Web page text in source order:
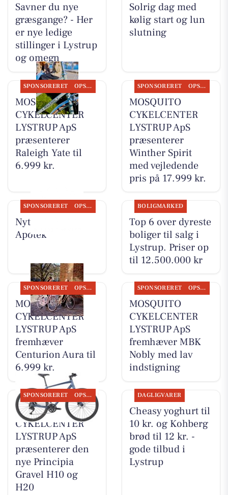
Savner du nye
græsgange? - Her
er nye ledige
stillinger i Lystrup
og omegn
Solrig dag med
kølig start og lun
slutning
SPONSORERET OPSLAGSTAVLEN
MOSQUITO
CYKELCENTER
LYSTRUP ApS
præsenterer
Raleigh Yate til
6.999 kr.
SPONSORERET OPSLAGSTAVLEN
MOSQUITO
CYKELCENTER
LYSTRUP ApS
præsenterer
Winther Spirit
med vejledende
pris på 17.999 kr.
SPONSORERET OPSLAGSTAVLEN
Nyt fra Lystrup
Apotek
BOLIGMARKED
Top 6 over dyreste
boliger til salg i
Lystrup. Priser op
til 12.500.000 kr
SPONSORERET OPSLAGSTAVLEN
MOSQUITO
CYKELCENTER
LYSTRUP ApS
fremhæver
Centurion Aura til
6.999 kr.
SPONSORERET OPSLAGSTAVLEN
MOSQUITO
CYKELCENTER
LYSTRUP ApS
fremhæver MBK
Nobly med lav
indstigning
SPONSORERET OPSLAGSTAVLEN
MOSQUITO
CYKELCENTER
LYSTRUP ApS
præsenterer den
nye Principia
Gravel H10 og
H20
DAGLIGVARER
Cheasy yoghurt til
10 kr. og Kohberg
brød til 12 kr. -
gode tilbud i
Lystrup